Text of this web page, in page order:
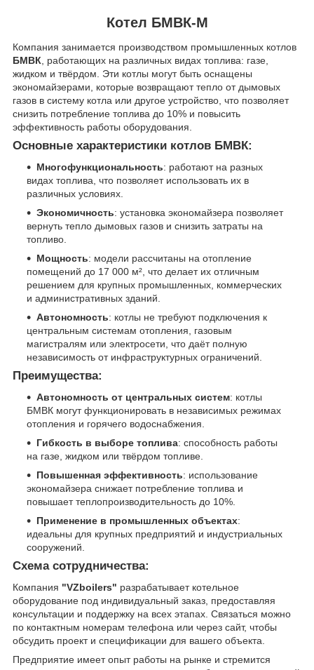
Котел БМВК-М
Компания занимается производством промышленных котлов
БМВК, работающих на различных видах топлива: газе,
жидком и твёрдом. Эти котлы могут быть оснащены
экономайзерами, которые возвращают тепло от дымовых
газов в систему котла или другое устройство, что позволяет
снизить потребление топлива до 10% и повысить
эффективность работы оборудования.
Основные характеристики котлов БМВК:
Многофункциональность: работают на разных
видах топлива, что позволяет использовать их в
различных условиях.
Экономичность: установка экономайзера позволяет
вернуть тепло дымовых газов и снизить затраты на
топливо.
Мощность: модели рассчитаны на отопление
помещений до 17 000 м², что делает их отличным
решением для крупных промышленных, коммерческих
и административных зданий.
Автономность: котлы не требуют подключения к
центральным системам отопления, газовым
магистралям или электросети, что даёт полную
независимость от инфраструктурных ограничений.
Преимущества:
Автономность от центральных систем: котлы
БМВК могут функционировать в независимых режимах
отопления и горячего водоснабжения.
Гибкость в выборе топлива: способность работы
на газе, жидком или твёрдом топливе.
Повышенная эффективность: использование
экономайзера снижает потребление топлива и
повышает теплопроизводительность до 10%.
Применение в промышленных объектах:
идеальны для крупных предприятий и индустриальных
сооружений.
Схема сотрудничества:
Компания "VZboilers" разрабатывает котельное
оборудование под индивидуальный заказ, предоставляя
консультации и поддержку на всех этапах. Связаться можно
по контактным номерам телефона или через сайт, чтобы
обсудить проект и спецификации для вашего объекта.
Предприятие имеет опыт работы на рынке и стремится